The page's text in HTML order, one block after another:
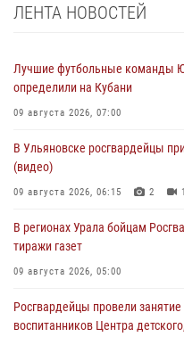
ЛЕНТА НОВОСТЕЙ
Лучшие футбольные команды
определили на Кубани
09 августа 2026, 07:00
В Ульяновске росгвардейцы
(видео)
09 августа 2026, 06:15 2 1
В регионах Урала бойцам
тиражи газет
09 августа 2026, 05:00
Росгвардейцы провели
воспитанников Центра